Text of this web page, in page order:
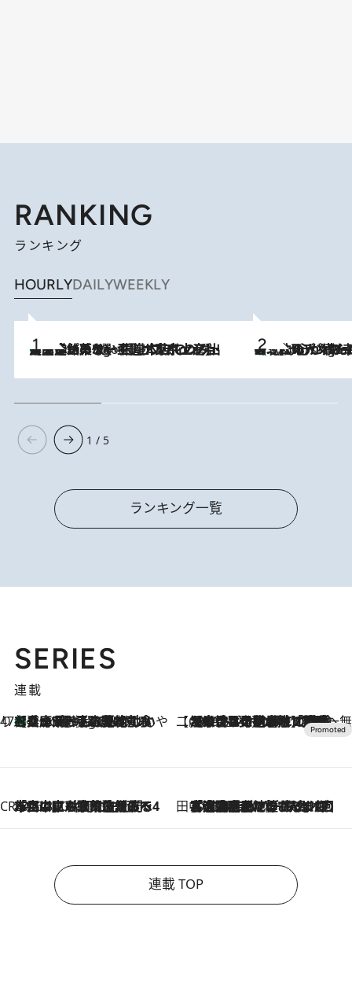
RANKING
ランキング
HOURLYDAILYWEEKLY
3 Hours Ago
【間違いのない王道・東京土産】資生堂パーラー 銀座本店でのみ出会える銘菓5選《極上プディング・濃厚チーズケーキ・ボンボンショコラほか》 3 Hours Ago
《北欧の人々の幸福度が高いのは…》元デンマーク親善大使が出会った“心が満たされる暮らし”「いいかげんにヒュッゲしなさい！」
1 / 5
ランキング一覧
SERIES
連載
47都道府県の手みやげ ひんやりスイーツで夏を満喫
3 Hours Ago
【兵庫県】この夏絶対食べたい 冷やしておいしいおやつ3選 淡路島の恵みをジェラートに集約 【CREA×星野リゾート】唯一無二。癒しと発見が待つ場所へ
2026.8.7
【トンボの足水浴】ヒノキの香りに包まれて涼感マックス！約13℃の湧水かけ流しを避暑地「星野温泉 トンボの湯」で体験
CREA'S CHOICE
2026.8.7
「立川にも歌舞伎があるんだよ」 片岡仁左衛門・市川中車ら豪華座組みで4年目の立川立飛歌舞伎へ 田中稲の勝手に再ブーム
2026.8.7
「湘南乃風に憧れて」観客大盛上がりの“タオル回し”に、ラッパー顔負けの高速歌唱まで…さだまさし（74）のアグレッシブすぎる現在地
連載 TOP